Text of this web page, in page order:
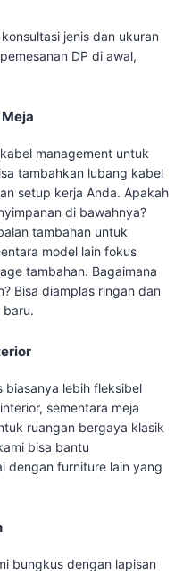
jenis dan ukuran
DP di awal,
management untuk
tambahkan lubang kabel
setup kerja Anda. Apakah
di bawahnya?
tambahan untuk
model lain fokus
tambahan. Bagaimana
Bisa diamplas ringan dan
biasanya lebih fleksibel
sementara meja
ruangan bergaya klasik
bisa bantu
dengan furniture lain yang
bungkus dengan lapisan